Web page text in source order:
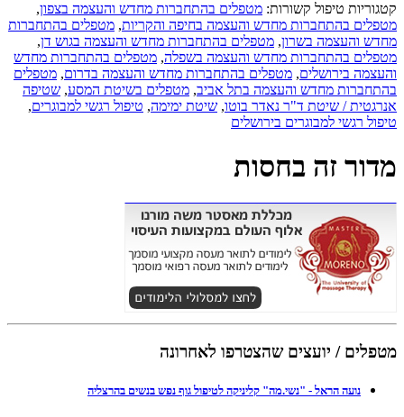
קטגוריות טיפול קשורות: מטפלים בהתחברות מחדש והעצמה בצפון,
מטפלים בהתחברות מחדש והעצמה בחיפה והקריות, מטפלים בהתחברות
מחדש והעצמה בשרון, מטפלים בהתחברות מחדש והעצמה בגוש דן,
מטפלים בהתחברות מחדש והעצמה בשפלה, מטפלים בהתחברות מחדש
והעצמה בירושלים, מטפלים בהתחברות מחדש והעצמה בדרום, מטפלים
בהתחברות מחדש והעצמה בתל אביב, מטפלים בשיטת המסע, שטיפה
אנרגטית / שיטת ד"ר נאדר בוטו, שיטת ימימה, טיפול רגשי למבוגרים,
טיפול רגשי למבוגרים בירושלים
מדור זה בחסות
מטפלים / יועצים שהצטרפו לאחרונה
נועה הראל - "נשי.מה" קליניקה לטיפול גוף נפש בנשים בהרצליה